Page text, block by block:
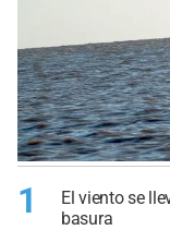
1
El viento se
basura